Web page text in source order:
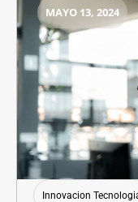
MAYO 13, 2024
Innovacion